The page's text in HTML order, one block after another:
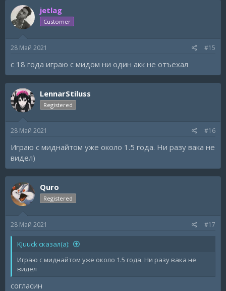
jetlag
Customer
28 Май 2021 #15
с 18 года играю с мидом ни один акк не отъехал
LennarStiluss
Registered
28 Май 2021 #16
Играю с миднайтом уже около 1.5 года. Ни разу вака не
видел)
Quro
Registered
28 Май 2021 #17
KJuuck сказал(а):
Играю с миднайтом уже около 1.5 года. Ни разу вака не
видел
согласин